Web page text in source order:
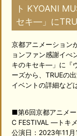
ト KYOANI
セキ―」に
京都アニメーション
ョンファン感謝イべ
キのキセキ―」に『
ーズから、TRUEの
イベントの詳細など
■第6回京都アニメ
C FESTIVAL ―トキ
公演日：2023年11